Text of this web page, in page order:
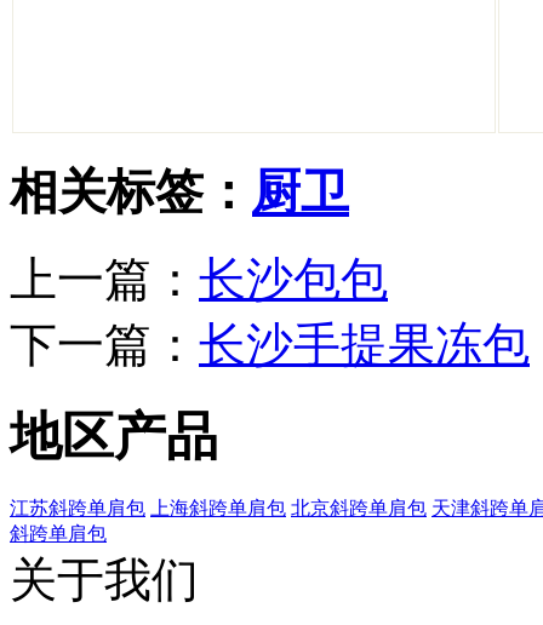
相关标签： 厨卫
上一篇： 长沙包包
下一篇： 长沙手提果冻包
地区产品
江苏斜跨单肩包 上海斜跨单肩包 北京斜跨单肩包 天津斜跨单
斜跨单肩包
关于我们